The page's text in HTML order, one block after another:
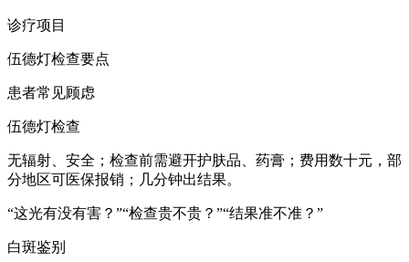
诊疗项目
伍德灯检查要点
患者常见顾虑
伍德灯检查
无辐射、安全；检查前需避开护肤品、药膏；费用数十元，部
分地区可医保报销；几分钟出结果。
“这光有没有害？”“检查贵不贵？”“结果准不准？”
白斑鉴别